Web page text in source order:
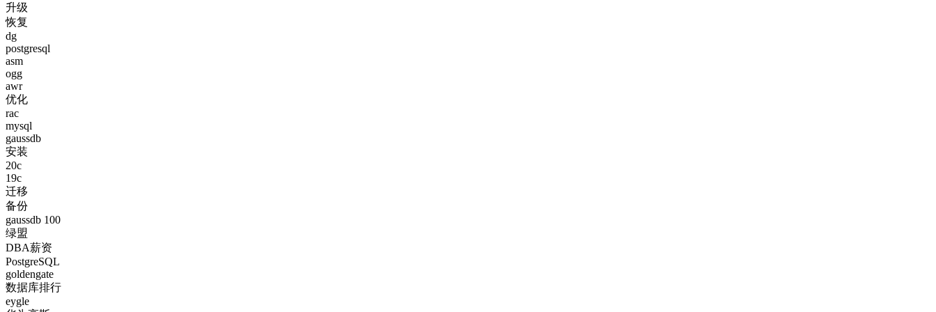
升级
恢复
dg
postgresql
asm
ogg
awr
优化
rac
mysql
gaussdb
安装
20c
19c
迁移
备份
gaussdb 100
绿盟
DBA薪资
PostgreSQL
goldengate
数据库排行
eygle